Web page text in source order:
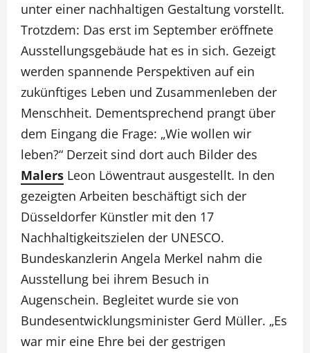
unter einer nachhaltigen Gestaltung vorstellt.
Trotzdem: Das erst im September eröffnete
Ausstellungsgebäude hat es in sich. Gezeigt
werden spannende Perspektiven auf ein
zukünftiges Leben und Zusammenleben der
Menschheit. Dementsprechend prangt über
dem Eingang die Frage: „Wie wollen wir
leben?“ Derzeit sind dort auch Bilder des
Malers Leon Löwentraut ausgestellt. In den
gezeigten Arbeiten beschäftigt sich der
Düsseldorfer Künstler mit den 17
Nachhaltigkeitszielen der UNESCO.
Bundeskanzlerin Angela Merkel nahm die
Ausstellung bei ihrem Besuch in
Augenschein. Begleitet wurde sie von
Bundesentwicklungsminister Gerd Müller. „Es
war mir eine Ehre bei der gestrigen